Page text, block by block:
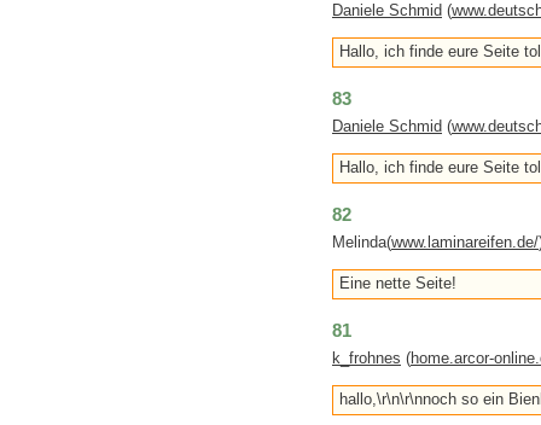
Daniele Schmid (
Hallo, ich finde eure Seite
83
Daniele Schmid (
Hallo, ich finde eure Seite
82
Melinda(www.laminareifen.de/
Eine nette Seite!
81
k_frohnes (home.arcor-
hallo,\r\n\r\nnoch so ein